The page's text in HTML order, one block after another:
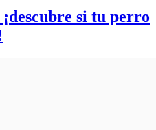
si tu perro